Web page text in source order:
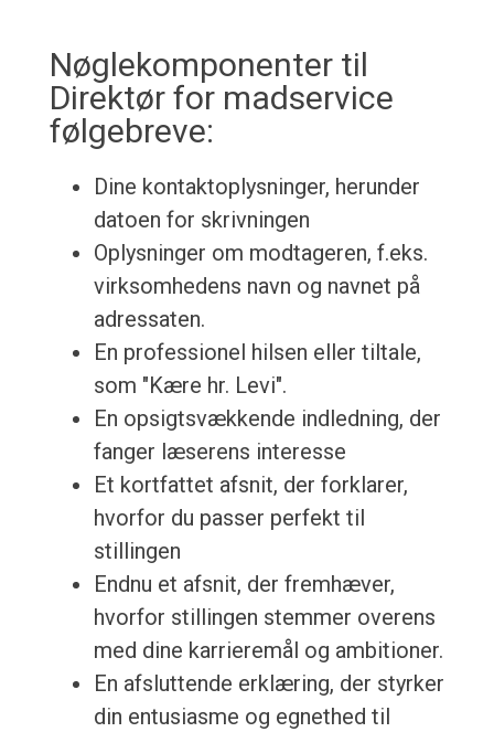
Nøglekomponenter til
Direktør for madservice
følgebreve:
Dine kontaktoplysninger, herunder
datoen for skrivningen
Oplysninger om modtageren, f.eks.
virksomhedens navn og navnet på
adressaten.
En professionel hilsen eller tiltale,
som "Kære hr. Levi".
En opsigtsvækkende indledning, der
fanger læserens interesse
Et kortfattet afsnit, der forklarer,
hvorfor du passer perfekt til
stillingen
Endnu et afsnit, der fremhæver,
hvorfor stillingen stemmer overens
med dine karrieremål og ambitioner.
En afsluttende erklæring, der styrker
din entusiasme og egnethed til